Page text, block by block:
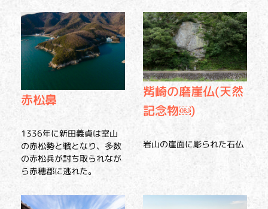
赤松鼻
1336年に新田義貞は室山
の赤松勢と戦となり、多数
の赤松兵が討ち取られなが
ら赤穂郡に逃れた。
觜崎の磨崖仏(天然
記念物￼)
岩山の崖面に彫られた石仏